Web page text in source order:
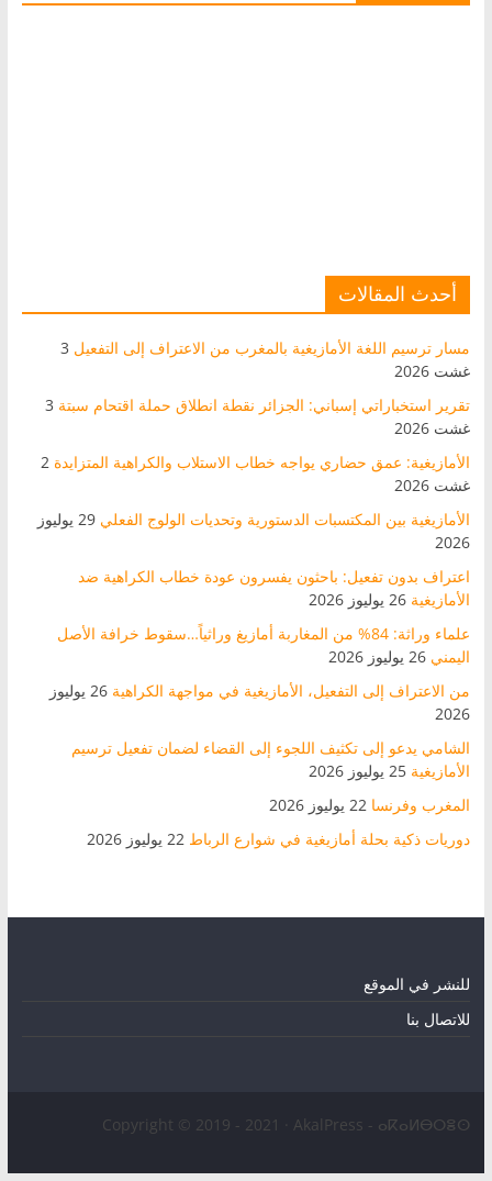
أحدث المقالات
مسار ترسيم اللغة الأمازيغية بالمغرب من الاعتراف إلى التفعيل 3
غشت 2026
تقرير استخباراتي إسباني: الجزائر نقطة انطلاق حملة اقتحام سبتة 3
غشت 2026
الأمازيغية: عمق حضاري يواجه خطاب الاستلاب والكراهية المتزايدة 2
غشت 2026
الأمازيغية بين المكتسبات الدستورية وتحديات الولوج الفعلي
29 يوليوز
2026
اعتراف بدون تفعيل: باحثون يفسرون عودة خطاب الكراهية ضد
الأمازيغية 26 يوليوز 2026
علماء وراثة: 84% من المغاربة أمازيغ وراثياً…سقوط خرافة الأصل
اليمني 26 يوليوز 2026
من الاعتراف إلى التفعيل، الأمازيغية في مواجهة الكراهية
26 يوليوز
2026
الشامي يدعو إلى تكثيف اللجوء إلى القضاء لضمان تفعيل ترسيم
الأمازيغية 25 يوليوز 2026
المغرب وفرنسا 22 يوليوز 2026
دوريات ذكية بحلة أمازيغية في شوارع الرباط 22 يوليوز 2026
للنشر في الموقع
للاتصال بنا
Copyright © 2019 - 2021 · AkalPress - ⴰⴽⴰⵍⴱⵔⴻⵙ